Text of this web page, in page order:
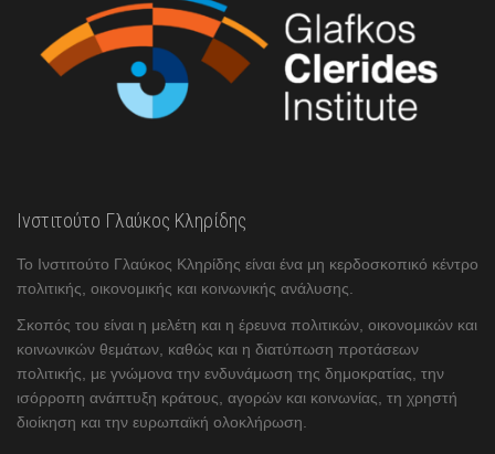
Ινστιτούτο Γλαύκος Κληρίδης
Το Ινστιτούτο Γλαύκος Κληρίδης είναι ένα μη κερδοσκοπικό κέντρο
πολιτικής, οικονομικής και κοινωνικής ανάλυσης.
Σκοπός του είναι η μελέτη και η έρευνα πολιτικών, οικονομικών και
κοινωνικών θεμάτων, καθώς και η διατύπωση προτάσεων
πολιτικής, με γνώμονα την ενδυνάμωση της δημοκρατίας, την
ισόρροπη ανάπτυξη κράτους, αγορών και κοινωνίας, τη χρηστή
διοίκηση και την ευρωπαϊκή ολοκλήρωση.